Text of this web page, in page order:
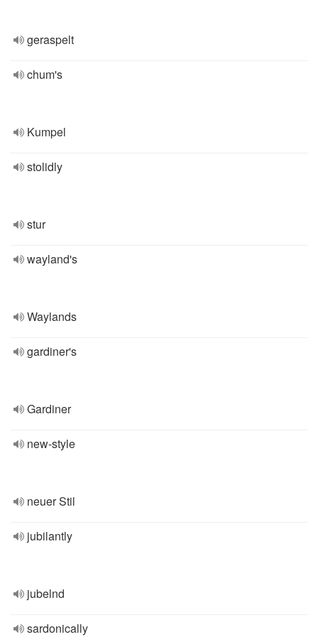
geraspelt
chum's
Kumpel
stolidly
stur
wayland's
Waylands
gardiner's
Gardiner
new-style
neuer Stil
jubilantly
jubelnd
sardonically